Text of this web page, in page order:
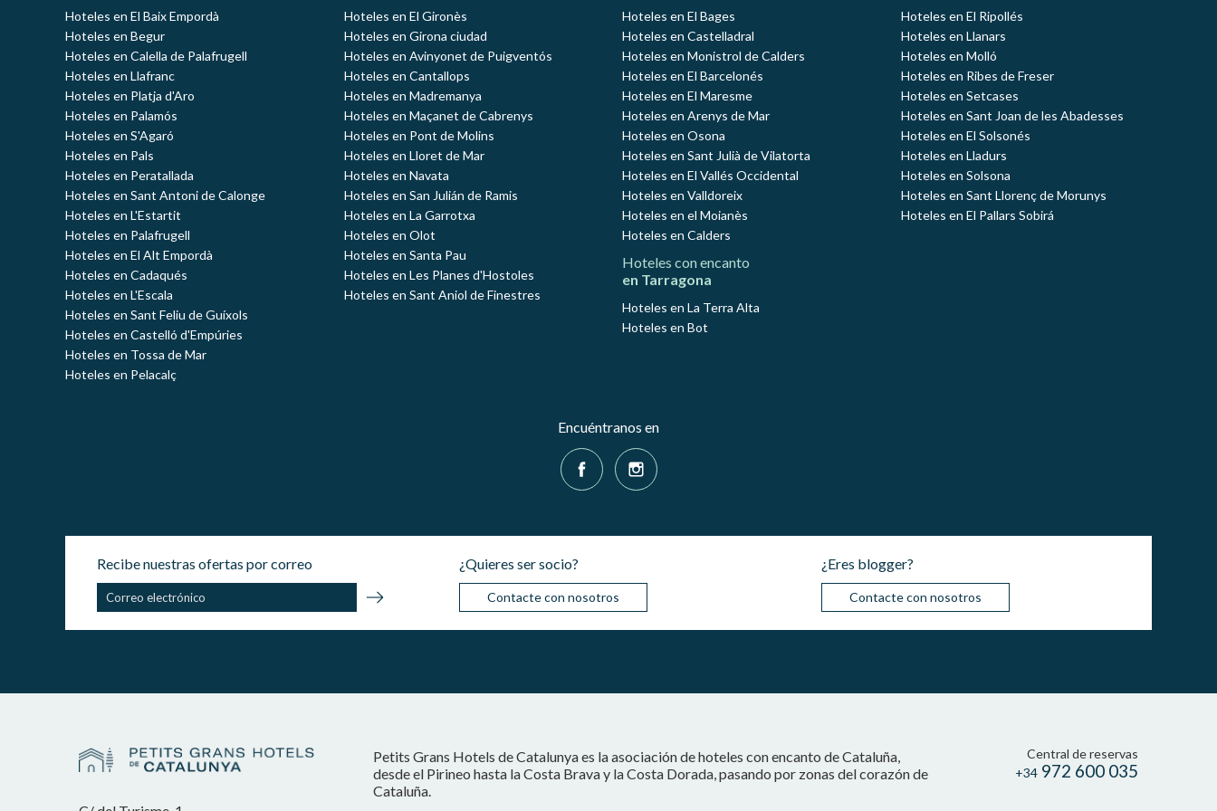
Hoteles en El Baix Empordà
Hoteles en Begur
Hoteles en Calella de Palafrugell
Hoteles en Llafranc
Hoteles en Platja d'Aro
Hoteles en Palamós
Hoteles en S'Agaró
Hoteles en Pals
Hoteles en Peratallada
Hoteles en Sant Antoni de Calonge
Hoteles en L'Estartit
Hoteles en Palafrugell
Hoteles en El Alt Empordà
Hoteles en Cadaqués
Hoteles en L'Escala
Hoteles en Sant Feliu de Guíxols
Hoteles en Castelló d'Empúries
Hoteles en Tossa de Mar
Hoteles en Pelacalç
Hoteles en El Gironès
Hoteles en Girona ciudad
Hoteles en Avinyonet de Puigventós
Hoteles en Cantallops
Hoteles en Madremanya
Hoteles en Maçanet de Cabrenys
Hoteles en Pont de Molins
Hoteles en Lloret de Mar
Hoteles en Navata
Hoteles en San Julián de Ramis
Hoteles en La Garrotxa
Hoteles en Olot
Hoteles en Santa Pau
Hoteles en Les Planes d'Hostoles
Hoteles en Sant Aniol de Finestres
Hoteles en El Bages
Hoteles en Castelladral
Hoteles en Monistrol de Calders
Hoteles en El Barcelonés
Hoteles en El Maresme
Hoteles en Arenys de Mar
Hoteles en Osona
Hoteles en Sant Julià de Vilatorta
Hoteles en El Vallés Occidental
Hoteles en Valldoreix
Hoteles en el Moianès
Hoteles en Calders
Hoteles con encanto
en Tarragona
Hoteles en La Terra Alta
Hoteles en Bot
Hoteles en El Ripollés
Hoteles en Llanars
Hoteles en Molló
Hoteles en Ribes de Freser
Hoteles en Setcases
Hoteles en Sant Joan de les Abadesses
Hoteles en El Solsonés
Hoteles en Lladurs
Hoteles en Solsona
Hoteles en Sant Llorenç de Morunys
Hoteles en El Pallars Sobirá
Encuéntranos en
Recibe nuestras ofertas por correo ¿Quieres ser socio?
Contacte con nosotros
¿Eres blogger?
Contacte con nosotros
Petits Grans Hotels de Catalunya es la asociación de hoteles con encanto de Cataluña,
desde el Pirineo hasta la Costa Brava y la Costa Dorada, pasando por zonas del corazón de
Cataluña.
Central de reservas
+34 972 600 035